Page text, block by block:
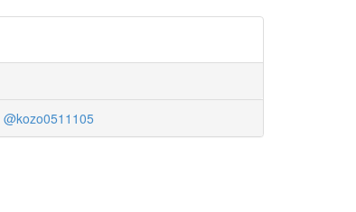
@kozo0511105